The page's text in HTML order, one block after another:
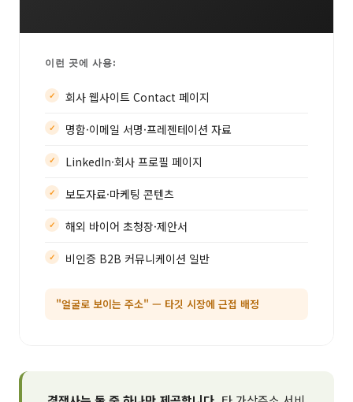
이런 곳에 사용:
회사 웹사이트 Contact 페이지
명함·이메일 서명·프레젠테이션 자료
LinkedIn·회사 프로필 페이지
보도자료·마케팅 콘텐츠
해외 바이어 초청장·제안서
비인증 B2B 커뮤니케이션 일반
"얼굴로 보이는 주소" — 타깃 시장에 근접 배정